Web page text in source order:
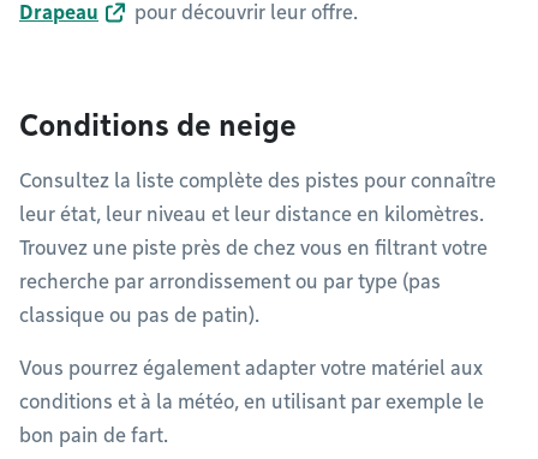
Drapeau
pour découvrir leur offre.
Conditions de neige
Consultez la liste complète des pistes pour connaître
leur état, leur niveau et leur distance en kilomètres.
Trouvez une piste près de chez vous en filtrant votre
recherche par arrondissement ou par type (pas
classique ou pas de patin).
Vous pourrez également adapter votre matériel aux
conditions et à la météo, en utilisant par exemple le
bon pain de fart.